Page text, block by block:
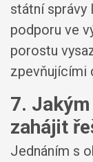
státní správy
podporu ve
porostu
zpevňujícími
7.
zahájit
Jednáním s